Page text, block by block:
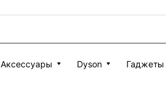
Аксессуары Dyson Гаджеты